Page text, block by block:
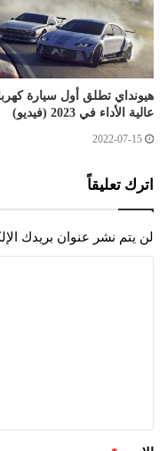
هيونداي تطلق أول سيارة
عالية الأداء في 2023 (فيديو)
2022-07-15
اترك تعليقاً
لن يتم نشر عنوان بريدك